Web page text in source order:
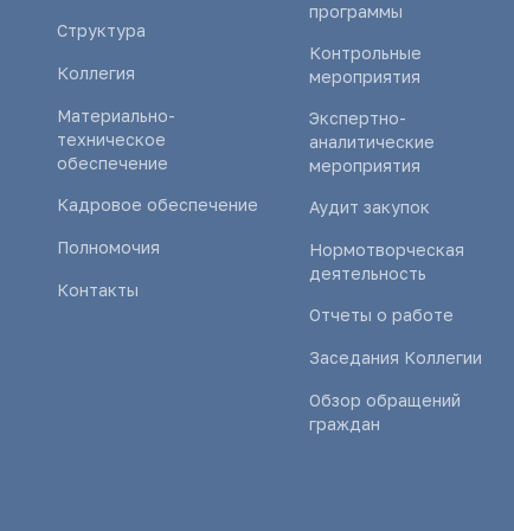
Структура
Коллегия
Материально-
техническое
обеспечение
Кадровое обеспечение
Полномочия
Контакты
программы
Контрольные
мероприятия
Экспертно-
аналитические
мероприятия
Аудит закупок
Нормотворческая
деятельность
Отчеты о работе
Заседания Коллегии
Обзор обращений
граждан